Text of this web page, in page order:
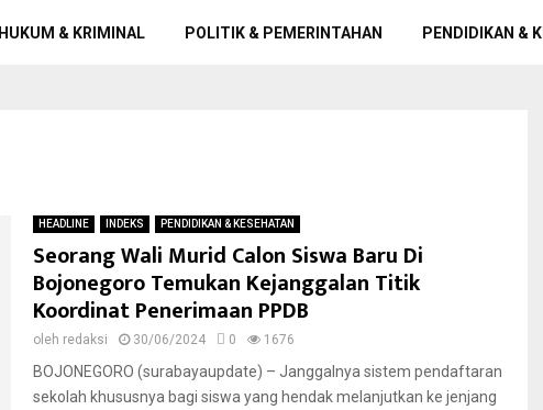
HUKUM & KRIMINAL POLITIK & PEMERINTAHAN PENDIDIKAN &
HEADLINE INDEKS PENDIDIKAN & KESEHATAN
Seorang Wali Murid Calon Siswa Baru Di
Bojonegoro Temukan Kejanggalan Titik
Koordinat Penerimaan PPDB
oleh redaksi 30/06/2024 0 1676
BOJONEGORO (surabayaupdate) – Janggalnya sistem pendaftaran
sekolah khususnya bagi siswa yang hendak melanjutkan ke jenjang